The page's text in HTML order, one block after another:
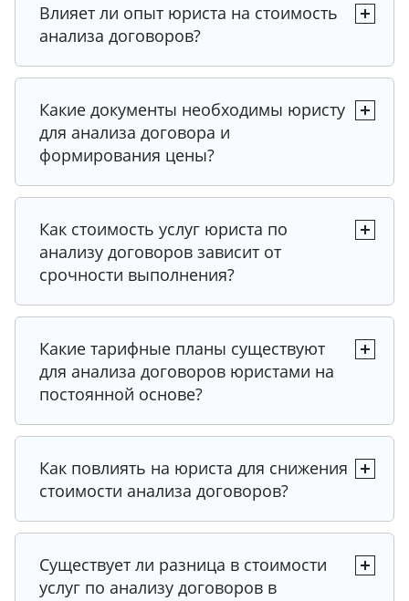
Рекомендация юриста
Рекомендация юриста
Рекомендация юриста
Рекомендация юриста
Совет эксперта
Рекомендация юриста
Рекомендация юриста
Рекомендация юриста
Совет эксперта
Совет эксперта
Рекомендация юриста
Рекомендация юриста
Рекомендация юриста
Совет эксперта
Совет эксперта
Совет эксперта
Рекомендация юриста
Рекомендация юриста
Рекомендация юриста
Совет эксперта
Совет эксперта
Совет эксперта
Рекомендация юриста
Совет эксперта
Совет эксперта
Влияет ли опыт юриста на стоимость
анализа договоров?
Какие документы необходимы юристу
для анализа договора и
формирования цены?
Как стоимость услуг юриста по
анализу договоров зависит от
срочности выполнения?
Какие тарифные планы существуют
для анализа договоров юристами на
постоянной основе?
Как повлиять на юриста для снижения
стоимости анализа договоров?
Существует ли разница в стоимости
услуг по анализу договоров в